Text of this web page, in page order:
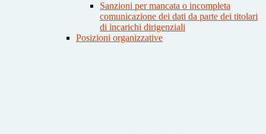
Sanzioni per mancata o incompleta
comunicazione dei dati da parte dei titolari
di incarichi dirigenziali
Posizioni organizzative